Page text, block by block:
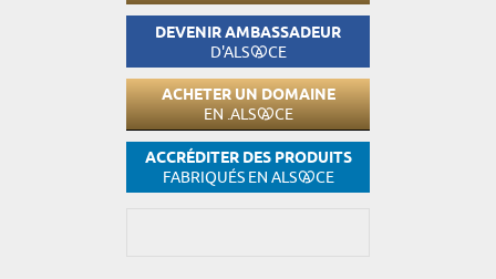
DEVENIR AMBASSADEUR
D'ALS CE
ACHETER UN DOMAINE
EN .ALS CE
ACCRÉDITER DES PRODUITS
FABRIQUÉS EN ALS CE